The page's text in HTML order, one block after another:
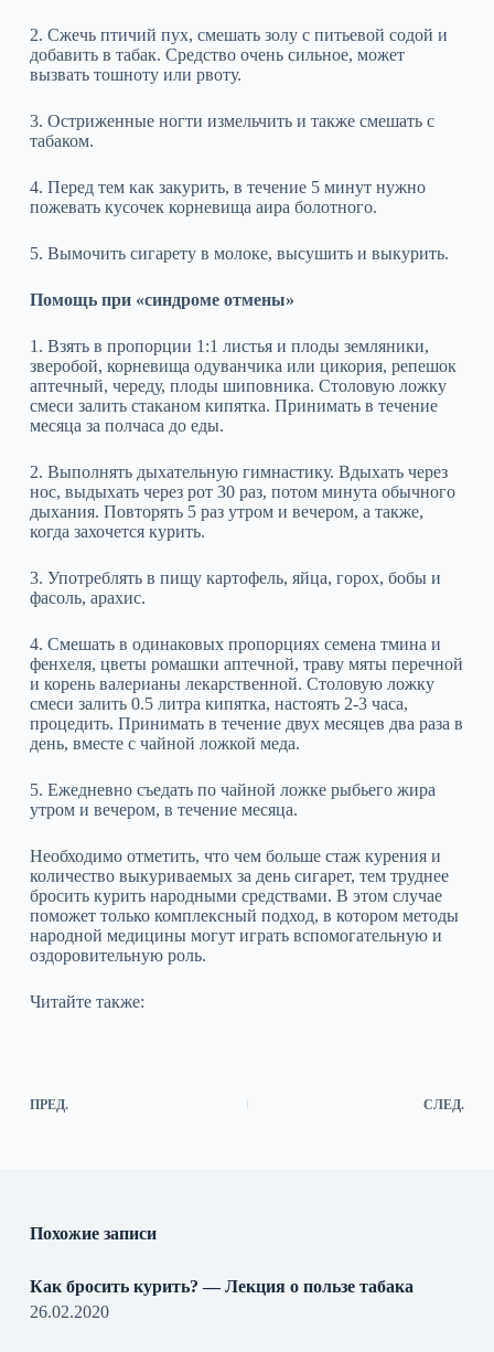
2. Сжечь птичий пух, смешать золу с питьевой содой и
добавить в табак. Средство очень сильное, может
вызвать тошноту или рвоту.
3. Остриженные ногти измельчить и также смешать с
табаком.
4. Перед тем как закурить, в течение 5 минут нужно
пожевать кусочек корневища аира болотного.
5. Вымочить сигарету в молоке, высушить и выкурить.
Помощь при «синдроме отмены»
1. Взять в пропорции 1:1 листья и плоды земляники,
зверобой, корневища одуванчика или цикория, репешок
аптечный, череду, плоды шиповника. Столовую ложку
смеси залить стаканом кипятка. Принимать в течение
месяца за полчаса до еды.
2. Выполнять дыхательную гимнастику. Вдыхать через
нос, выдыхать через рот 30 раз, потом минута обычного
дыхания. Повторять 5 раз утром и вечером, а также,
когда захочется курить.
3. Употреблять в пищу картофель, яйца, горох, бобы и
фасоль, арахис.
4. Смешать в одинаковых пропорциях семена тмина и
фенхеля, цветы ромашки аптечной, траву мяты перечной
и корень валерианы лекарственной. Столовую ложку
смеси залить 0.5 литра кипятка, настоять 2-3 часа,
процедить. Принимать в течение двух месяцев два раза в
день, вместе с чайной ложкой меда.
5. Ежедневно съедать по чайной ложке рыбьего жира
утром и вечером, в течение месяца.
Необходимо отметить, что чем больше стаж курения и
количество выкуриваемых за день сигарет, тем труднее
бросить курить народными средствами. В этом случае
поможет только комплексный подход, в котором методы
народной медицины могут играть вспомогательную и
оздоровительную роль.
Читайте также:
ПРЕД. СЛЕД.
Похожие записи
Как бросить курить? — Лекция о пользе табака
26.02.2020